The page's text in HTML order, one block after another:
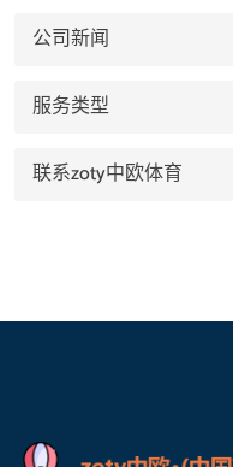
公司新闻
服务类型
联系zoty中欧体育